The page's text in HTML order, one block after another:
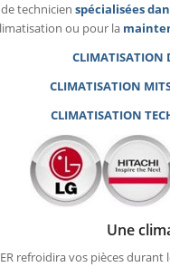
technicien spécialisées
ou pour la
CLIMATISATION
CLIMATISATION
CLIMATISATION
Une
refroidira vos pièces